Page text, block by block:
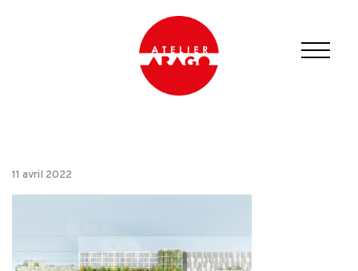
11 avril 2022